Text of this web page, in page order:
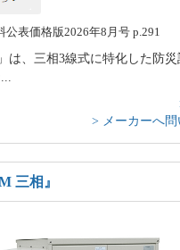
公表価格版2026年8月号 p.291
」は、三相3線式に特化した防
> メーカーへ問
三相』